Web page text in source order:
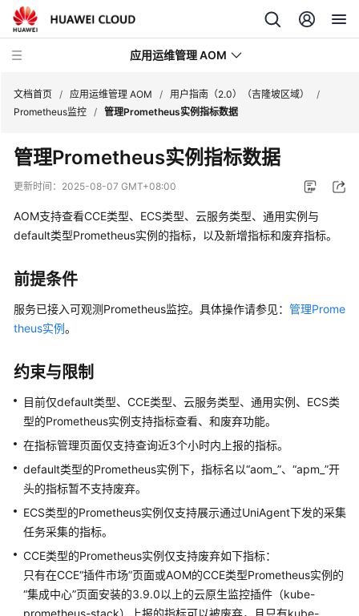
应用运维管理 AOM
新
动
产
介
绍
计
明
快
速
入
门
户
指
南
最
佳
文档首页 / 应用运维管理 AOM / 用户指南（2.0）（吉隆坡区域）
/
Prometheus监控 / 管理Prometheus实例指标数据
管理Prometheus实例指标数据
更新时间： 2025-08-07 GMT+08:00
AOM支持查看CCE类型、ECS类型、云服务类型、通用实例与
default类型Prometheus实例的指标，以及新增指标和废弃指标。
前提条件
服务已接入可观测Prometheus监控。具体操作请参见： 管理Prome
theus实例。
约束与限制
目前仅default类型、CCE类型、云服务类型、通用实例、ECS类
型的Prometheus实例支持指标查看、和废弃功能。
在指标管理页面仅支持查询近3个小时内上报的指标。
default类型的Prometheus实例下，指标名以“aom_”、“apm_”开
头的指标暂不支持废弃。
ECS类型的Prometheus实例仅支持展示通过UniAgent下发的采集
任务采集的指标。
CCE类型的Prometheus实例仅支持废弃如下指标：
只有在CCE“插件市场”页面或AOM的CCE类型Prometheus实例的
“集成中心”页面安装的3.9.0以上的云原生监控插件（kube-
prometheus-stack）上报的指标可以被废弃，且只有kube-